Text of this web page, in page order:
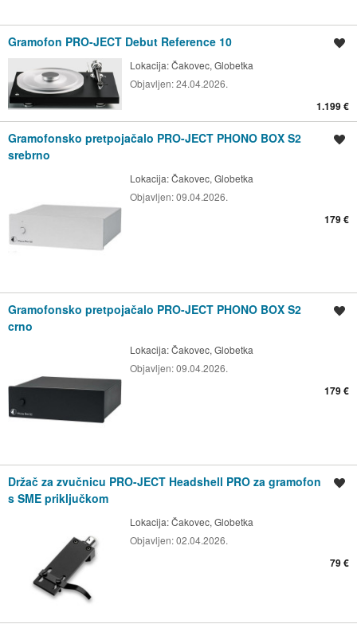
Gramofon PRO-JECT Debut Reference 10
Lokacija:Čakovec, Globetka
Objavljen:24.04.2026.
1.199 €
Gramofonsko pretpojačalo PRO-JECT PHONO BOX S2
srebrno
Lokacija:Čakovec, Globetka
Objavljen:09.04.2026.
179 €
Gramofonsko pretpojačalo PRO-JECT PHONO BOX S2
crno
Lokacija:Čakovec, Globetka
Objavljen:09.04.2026.
179 €
Držač za zvučnicu PRO-JECT Headshell PRO za gramofon
s SME priključkom
Lokacija:Čakovec, Globetka
Objavljen:02.04.2026.
79 €